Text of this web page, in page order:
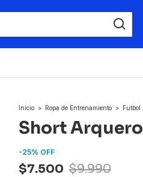
Inicio > Ropa de Entrenamiento > Futbol
Short Arquero
-25% OFF
$7.500 $9.990